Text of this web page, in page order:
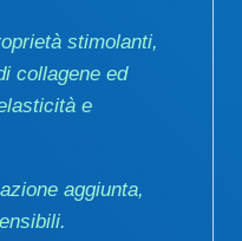
stimolanti,
collagene ed
e
aggiunta,